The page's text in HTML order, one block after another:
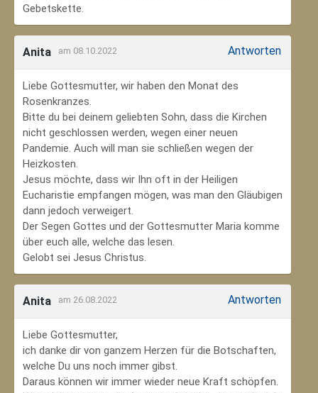
Gebetskette.
Anita am 08.10.2022 Antworten
Liebe Gottesmutter, wir haben den Monat des
Rosenkranzes.
Bitte du bei deinem geliebten Sohn, dass die Kirchen
nicht geschlossen werden, wegen einer neuen
Pandemie. Auch will man sie schließen wegen der
Heizkosten.
Jesus möchte, dass wir Ihn oft in der Heiligen
Eucharistie empfangen mögen, was man den Gläubigen
dann jedoch verweigert.
Der Segen Gottes und der Gottesmutter Maria komme
über euch alle, welche das lesen.
Gelobt sei Jesus Christus.
Anita am 26.08.2022 Antworten
Liebe Gottesmutter,
ich danke dir von ganzem Herzen für die Botschaften,
welche Du uns noch immer gibst.
Daraus können wir immer wieder neue Kraft schöpfen.